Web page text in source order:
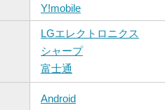
Y!mobile
LGエレクトロニクス
シャープ
富士通
Android